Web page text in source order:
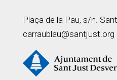
Plaça de la Pau, s/n.
carraublau@santjust.org